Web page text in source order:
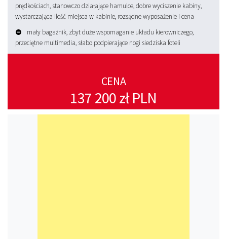
prędkościach, stanowczo działające hamulce, dobre wyciszenie kabiny,
wystarczająca ilość miejsca w kabinie, rozsądne wyposażenie i cena
mały bagażnik, zbyt duże wspomaganie układu kierowniczego,
przeciętne multimedia, słabo podpierające nogi siedziska foteli
CENA
137 200 zł PLN